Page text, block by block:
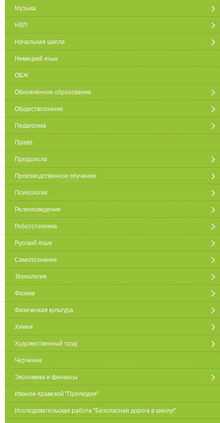
Музыка
НВП
Начальная школа
Немецкий язык
ОБЖ
Обновлённое образование
Обществознание
Педагогика
Право
Предшкола
Производственное обучение
Психология
Религиоведение
Робототехника
Русский язык
Самопознание
Технология
Физика
Физическая культура
Химия
Художественный труд
Черчение
Экономика и финансы
Иванов-Крамской "Прелюдия"
Исследовательская работа "Безопасная дорога в школу!"